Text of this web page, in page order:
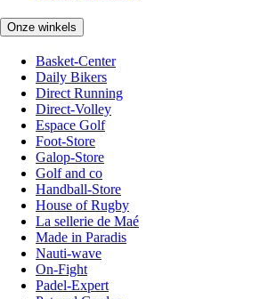
Onze winkels
Basket-Center
Daily Bikers
Direct Running
Direct-Volley
Espace Golf
Foot-Store
Galop-Store
Golf and co
Handball-Store
House of Rugby
La sellerie de Maé
Made in Paradis
Nauti-wave
On-Fight
Padel-Expert